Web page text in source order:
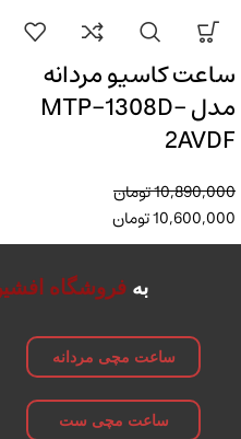
ساعت کاسیو مردانه
مدل MTP-1308D-
2AVDF
10,890,000تومان
10,600,000تومان
به فروشگاه
ساعت مچی مردانه
ساعت مچی ست